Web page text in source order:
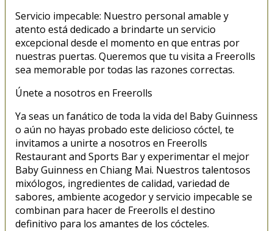
Servicio impecable: Nuestro personal amable y
atento está dedicado a brindarte un servicio
excepcional desde el momento en que entras por
nuestras puertas. Queremos que tu visita a Freerolls
sea memorable por todas las razones correctas.
Únete a nosotros en Freerolls
Ya seas un fanático de toda la vida del Baby Guinness
o aún no hayas probado este delicioso cóctel, te
invitamos a unirte a nosotros en Freerolls
Restaurant and Sports Bar y experimentar el mejor
Baby Guinness en Chiang Mai. Nuestros talentosos
mixólogos, ingredientes de calidad, variedad de
sabores, ambiente acogedor y servicio impecable se
combinan para hacer de Freerolls el destino
definitivo para los amantes de los cócteles.